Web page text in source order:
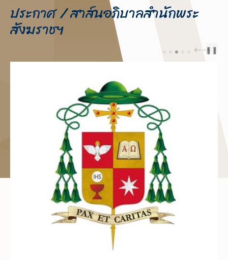
ประกาศ / สาส์นอภิบาลสำนักพระ
สังฆราชฯ
PREV
NEXT
❚❚